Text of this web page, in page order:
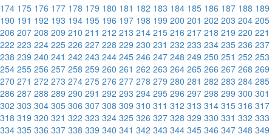
174 175 176 177 178 179 180 181 182 183 184 185 186 187 188 189
190 191 192 193 194 195 196 197 198 199 200 201 202 203 204 205
206 207 208 209 210 211 212 213 214 215 216 217 218 219 220 221
222 223 224 225 226 227 228 229 230 231 232 233 234 235 236 237
238 239 240 241 242 243 244 245 246 247 248 249 250 251 252 253
254 255 256 257 258 259 260 261 262 263 264 265 266 267 268 269
270 271 272 273 274 275 276 277 278 279 280 281 282 283 284 285
286 287 288 289 290 291 292 293 294 295 296 297 298 299 300 301
302 303 304 305 306 307 308 309 310 311 312 313 314 315 316 317
318 319 320 321 322 323 324 325 326 327 328 329 330 331 332 333
334 335 336 337 338 339 340 341 342 343 344 345 346 347 348 349